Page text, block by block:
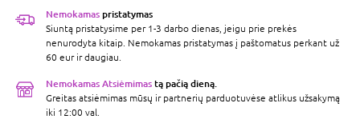
Nemokamas pristatymas
Siuntą pristatysime per 1-3 darbo dienas, jeigu prie prekės
nenurodyta kitaip. Nemokamas pristatymas į paštomatus perkant už
60 eur ir daugiau.
Nemokamas Atsiėmimas tą pačią dieną.
Greitas atsiėmimas mūsų ir partnerių parduotuvėse atlikus užsakymą
iki 12:00 val.